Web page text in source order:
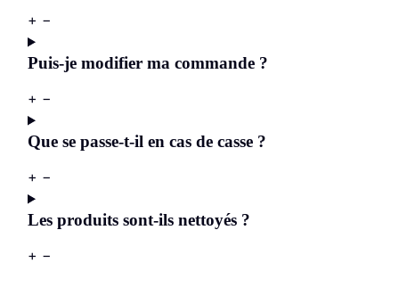
+ −
Puis-je modifier ma commande ?
+ −
Que se passe-t-il en cas de casse ?
+ −
Les produits sont-ils nettoyés ?
+ −